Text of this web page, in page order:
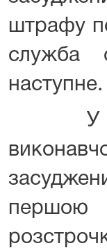
штрафу
служба
наступне.
У
першою